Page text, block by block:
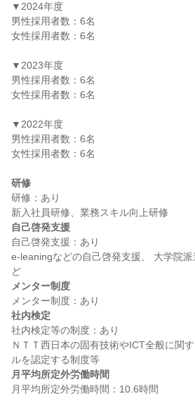
▼2024年度
男性採用者数：6名
女性採用者数：6名
▼2023年度
男性採用者数：6名
女性採用者数：6名
▼2022年度
男性採用者数：6名
女性採用者数：6名
研修
研修：あり
自己啓発支援
自己啓発支援：あり
e-leaningなどの自己啓発支援、 大学院
メンター制度
社内検定
社内検定等の制度：あり
ＮＴＴ西日本の固有技術やICT全般に関
月平均所定外労働時間